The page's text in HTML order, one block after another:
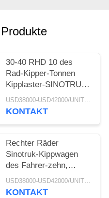
30-40 RHD 10 des
Rad-Kipper-Tonnen
Kipplaster-SINOTRUK
HOWO A7 für Bau
USD38000-USD42000/UNIT)negotiation MOQ:1 EINHEIT
KONTAKT
Rechter Räder
Sinotruk-Kippwagen
des Fahrer-zehn,
HochleistungskipplasterUSD38000-USD42000/UNIT)negotiation MOQ:1 EINHEIT
KONTAKT